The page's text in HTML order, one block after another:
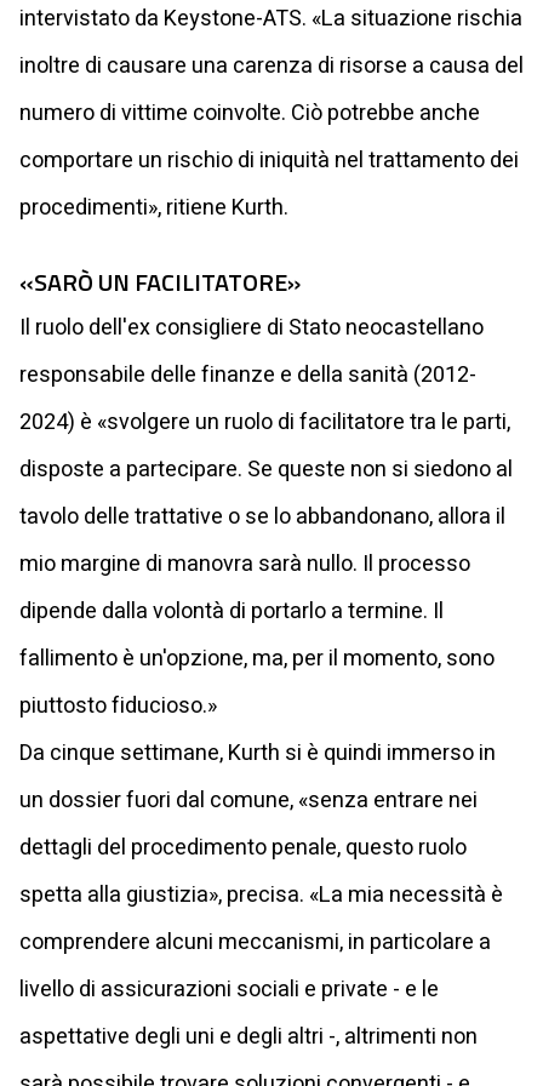
intervistato da Keystone-ATS. «La situazione rischia
inoltre di causare una carenza di risorse a causa del
numero di vittime coinvolte. Ciò potrebbe anche
comportare un rischio di iniquità nel trattamento dei
procedimenti», ritiene Kurth.
«SARÒ UN FACILITATORE»
Il ruolo dell'ex consigliere di Stato neocastellano
responsabile delle finanze e della sanità (2012-
2024) è «svolgere un ruolo di facilitatore tra le parti,
disposte a partecipare. Se queste non si siedono al
tavolo delle trattative o se lo abbandonano, allora il
mio margine di manovra sarà nullo. Il processo
dipende dalla volontà di portarlo a termine. Il
fallimento è un'opzione, ma, per il momento, sono
piuttosto fiducioso.»
Da cinque settimane, Kurth si è quindi immerso in
un dossier fuori dal comune, «senza entrare nei
dettagli del procedimento penale, questo ruolo
spetta alla giustizia», precisa. «La mia necessità è
comprendere alcuni meccanismi, in particolare a
livello di assicurazioni sociali e private - e le
aspettative degli uni e degli altri -, altrimenti non